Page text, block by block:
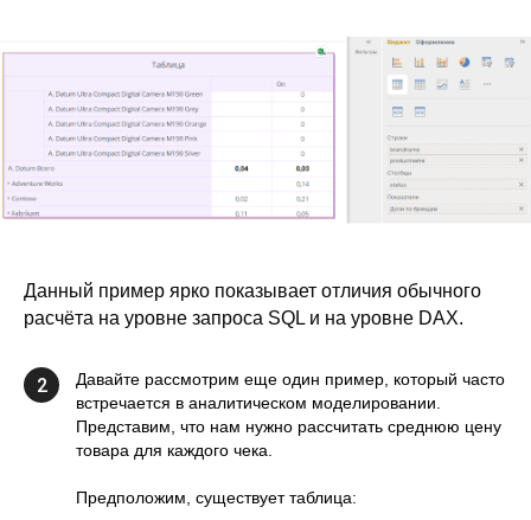
Данный пример ярко показывает отличия обычного
расчёта на уровне запроса SQL и на уровне DAX.
2
Давайте рассмотрим еще один пример, который часто
встречается в аналитическом моделировании.
Представим, что нам нужно рассчитать среднюю цену
товара для каждого чека.
Предположим, существует таблица: